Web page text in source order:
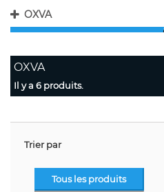
OXVA
OXVA
Il y a 6 produits.
Trier par
Tous les produits